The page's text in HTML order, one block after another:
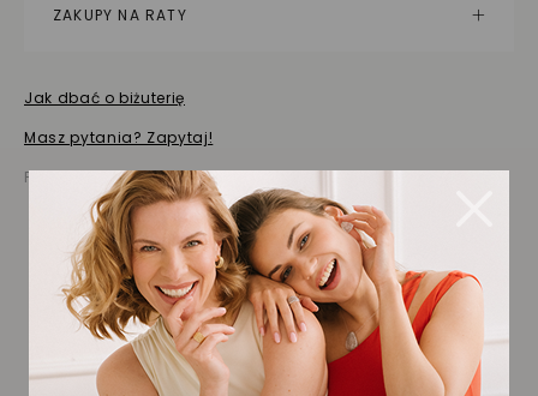
ZAKUPY NA RATY
Jak dbać o biżuterię
Masz pytania? Zapytaj!
Prezentowana cena jest ceną brutto
Biżuteria wybrana dla